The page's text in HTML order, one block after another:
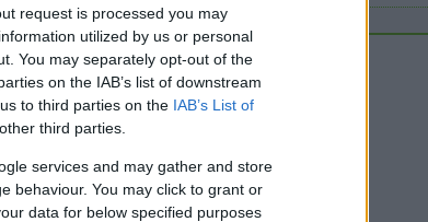
request is processed you may
utilized by us or personal
You may separately opt-out of the
on the IAB’s list of downstream
to third parties on the IAB’s List of
third parties.
services and may gather and store
behaviour. You may click to grant or
data for below specified purposes
Archívum
2018 december
2018 október
2018 augusztus
2018 július
2018 április
2018 március(
2018 február
2017 december